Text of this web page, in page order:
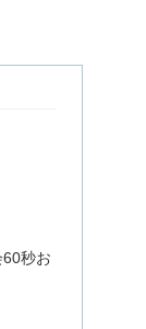
60秒お